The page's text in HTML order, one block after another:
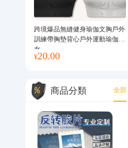
跨境爆品無縫健身瑜伽文胸戶外
訓練帶胸墊背心戶外運動瑜伽服
女
¥20.00
商品分類 全部